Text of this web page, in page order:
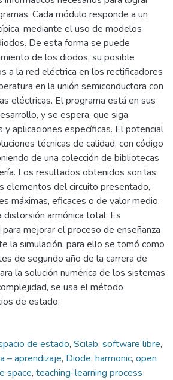
Cada módulo responde a un
mediante el uso de modelos
De esta forma se puede
de los diodos, su posible
a la red eléctrica en los rectificadores
en la unión semiconductora con
eléctricas. El programa está en sus
y se espera, que siga
y aplicaciones específicas. El potencial
técnicas de calidad, con código
de una colección de bibliotecas
Los resultados obtenidos son las
elementos del circuito presentado,
máximas, eficaces o de valor medio,
armónica total. Es
mejorar el proceso de enseñanza
la simulación, para ello se tomó como
de segundo año de la carrera de
la solución numérica de los sistemas
se usa el método
de estado.
de estado, Scilab, software libre,
– aprendizaje, Diode, harmonic, open
space, teaching-learning process